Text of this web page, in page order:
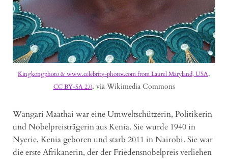
Kingkongphoto & www.celebrity-photos.com from Laurel Maryland, USA,
CC BY-SA 2.0, via Wikimedia Commons
Wangari Maathai war eine Umweltschützerin, Politikerin
und Nobelpreisträgerin aus Kenia. Sie wurde 1940 in
Nyerie, Kenia geboren und starb 2011 in Nairobi. Sie war
die erste Afrikanerin, der der Friedensnobelpreis verliehen